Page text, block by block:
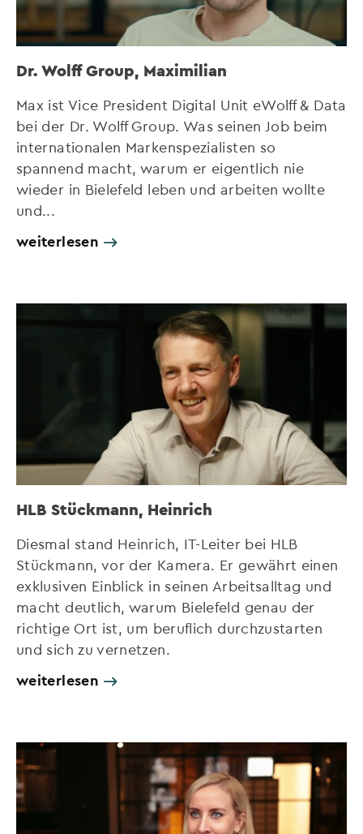
Dr. Wolff Group, Maximilian
Max ist Vice President Digital Unit eWolff & Data
bei der Dr. Wolff Group. Was seinen Job beim
internationalen Markenspezialisten so
spannend macht, warum er eigentlich nie
wieder in Bielefeld leben und arbeiten wollte
und...
weiterlesen
HLB Stückmann, Heinrich
Diesmal stand Heinrich, IT-Leiter bei HLB
Stückmann, vor der Kamera. Er gewährt einen
exklusiven Einblick in seinen Arbeitsalltag und
macht deutlich, warum Bielefeld genau der
richtige Ort ist, um beruflich durchzustarten
und sich zu vernetzen.
weiterlesen